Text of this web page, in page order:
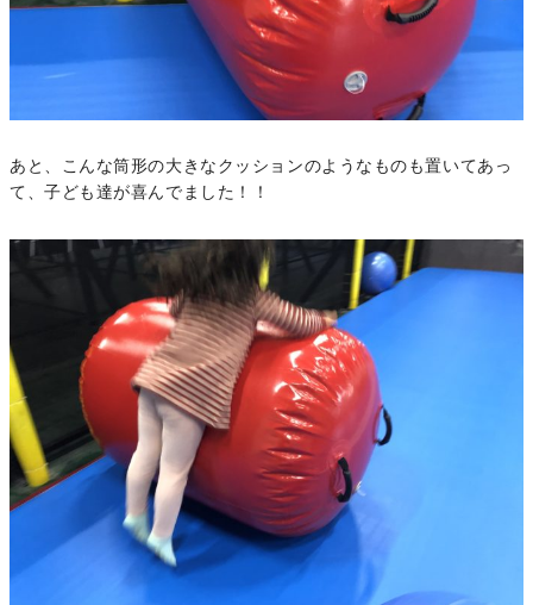
あと、こんな筒形の大きなクッションのようなものも置いてあっ
て、子ども達が喜んでました！！